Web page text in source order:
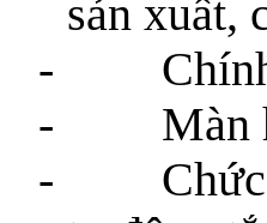
sản xuất,
- Chính
- Màn
- Chức